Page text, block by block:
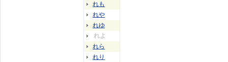
れも
れや
れゆ
れよ
れら
れり